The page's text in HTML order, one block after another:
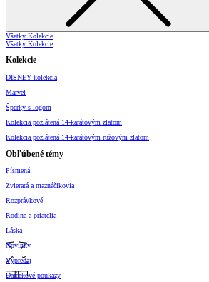
Všetky Kolekcie
Všetky Kolekcie
Kolekcie
DISNEY kolekcia
Marvel
Šperky s logom
Kolekcia pozlátená 14-karátovým zlatom
Kolekcia pozlátená 14-karátovým ružovým zlatom
Obľúbené témy
Písmená
Zvieratá a maznáčikovia
Rozprávkové
Rodina a priatelia
Láska
Novinky
Výpredaj
Darčekové poukazy